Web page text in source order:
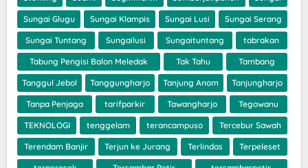
Sungai Glugu Sungai Klampis Sungai Lusi Sungai Serang
Sungai Tuntang Sungailusi Sungaituntang tabrakan
Tabung Pengisi Balon Meledak Tak Tahu Tambang
Tanggul Jebol Tanggungharjo Tanjung Anom Tanjungharjo
Tanpa Penjaga tarifparkir Tawangharjo Tegowanu
TEKNOLOGI tenggelam terancampuso Tercebur Sawah
Terendam Banjir Terjun ke Jurang Terlindas Terpeleset